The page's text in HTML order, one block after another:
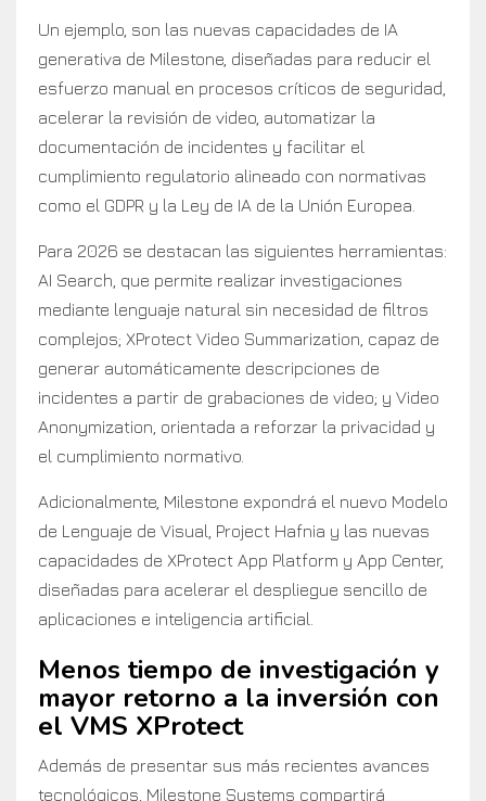
Un ejemplo, son las nuevas capacidades de IA
generativa de Milestone, diseñadas para reducir el
esfuerzo manual en procesos críticos de seguridad,
acelerar la revisión de video, automatizar la
documentación de incidentes y facilitar el
cumplimiento regulatorio alineado con normativas
como el GDPR y la Ley de IA de la Unión Europea.
Para 2026 se destacan las siguientes herramientas:
AI Search, que permite realizar investigaciones
mediante lenguaje natural sin necesidad de filtros
complejos; XProtect Video Summarization, capaz de
generar automáticamente descripciones de
incidentes a partir de grabaciones de video; y Video
Anonymization, orientada a reforzar la privacidad y
el cumplimiento normativo.
Adicionalmente, Milestone expondrá el nuevo Modelo
de Lenguaje de Visual, Project Hafnia y las nuevas
capacidades de XProtect App Platform y App Center,
diseñadas para acelerar el despliegue sencillo de
aplicaciones e inteligencia artificial.
Menos tiempo de investigación y
mayor retorno a la inversión con
el VMS XProtect
Además de presentar sus más recientes avances
tecnológicos, Milestone Systems compartirá